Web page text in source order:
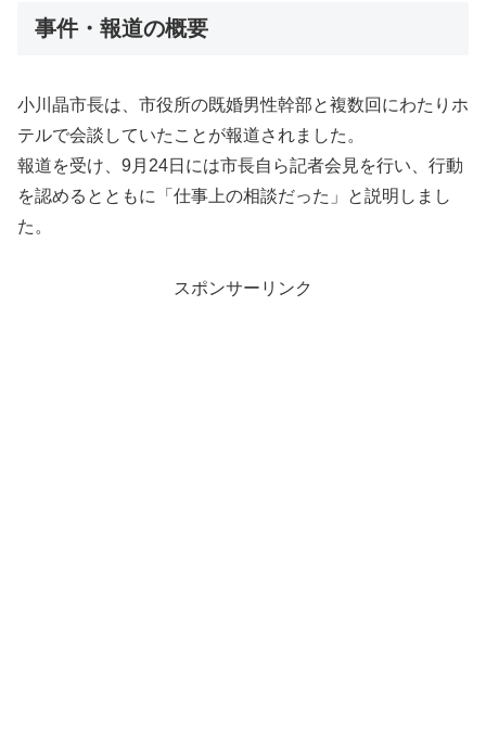
事件・報道の概要
小川晶市長は、市役所の既婚男性幹部と複数回にわたりホ
テルで会談していたことが報道されました。
報道を受け、9月24日には市長自ら記者会見を行い、行動
を認めるとともに「仕事上の相談だった」と説明しまし
た。
スポンサーリンク